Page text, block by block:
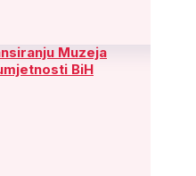
Muzeja
BiH